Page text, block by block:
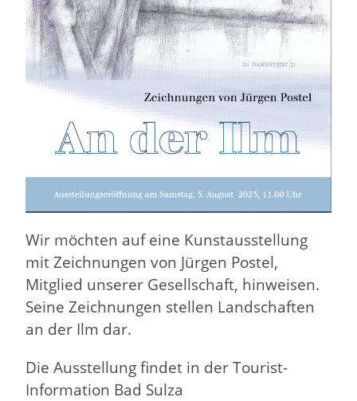
Wir möchten auf eine Kunstausstellung
mit Zeichnungen von Jürgen Postel,
Mitglied unserer Gesellschaft, hinweisen.
Seine Zeichnungen stellen Landschaften
an der Ilm dar.
Die Ausstellung findet in der Tourist-
Information Bad Sulza